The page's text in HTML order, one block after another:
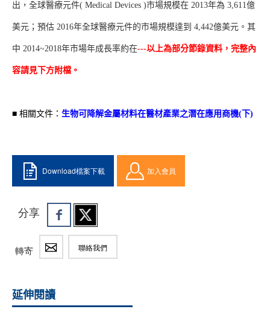
出，全球醫療元件( Medical Devices )市場規模在 2013年為 3,611億
美元；預估 2016年全球醫療元件的市場規模達到 4,442億美元。其
中 2014~2018年市場年成長率約在---以上為部分節錄資料，完整內
容請見下方附檔。
■ 相關文件： 生物可降解金屬材料在醫材產業之潛在應用商機(下)
Download檔案下載 加入會員
分享
轉寄 聯絡我們
延伸閱讀